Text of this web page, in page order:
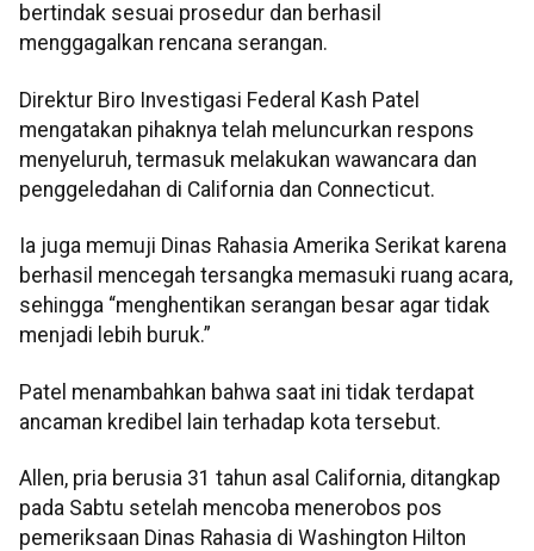
bertindak sesuai prosedur dan berhasil
menggagalkan rencana serangan.
Direktur Biro Investigasi Federal Kash Patel
mengatakan pihaknya telah meluncurkan respons
menyeluruh, termasuk melakukan wawancara dan
penggeledahan di California dan Connecticut.
Ia juga memuji Dinas Rahasia Amerika Serikat karena
berhasil mencegah tersangka memasuki ruang acara,
sehingga “menghentikan serangan besar agar tidak
menjadi lebih buruk.”
Patel menambahkan bahwa saat ini tidak terdapat
ancaman kredibel lain terhadap kota tersebut.
Allen, pria berusia 31 tahun asal California, ditangkap
pada Sabtu setelah mencoba menerobos pos
pemeriksaan Dinas Rahasia di Washington Hilton